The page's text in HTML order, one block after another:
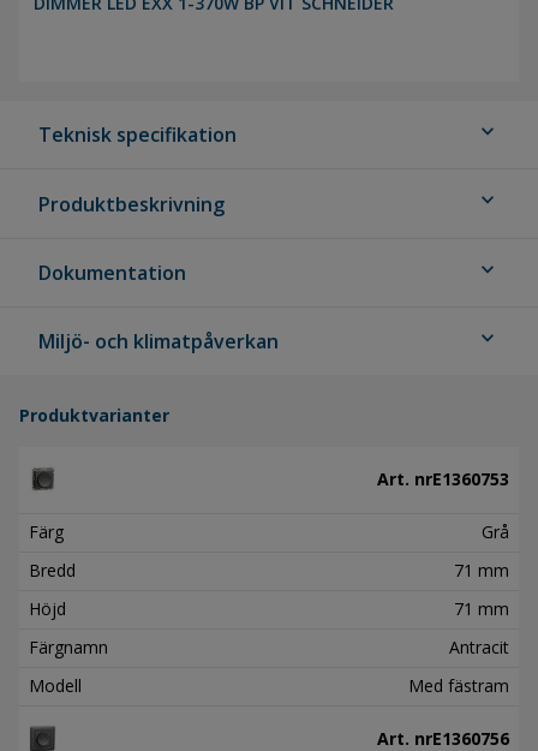
Teknisk specifikation expand_more
Produktbeskrivning expand_more
Dokumentation expand_more
Miljö- och klimatpåverkan expand_more
Produktvarianter
Art. nrE1360753
Färg
Grå
Bredd
71 mm
Höjd
71 mm
Färgnamn
Antracit
Modell
Med fästram
Art. nrE1360756